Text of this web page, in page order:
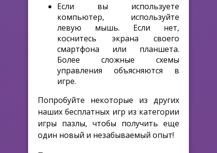
Если вы используете
компьютер, используйте
левую мышь. Если нет,
коснитесь экрана своего
смартфона или планшета.
Более сложные схемы
управления объясняются в
игре.
Попробуйте некоторые из других
наших бесплатных игр из категории
игры пазлы, чтобы получить еще
один новый и незабываемый опыт!